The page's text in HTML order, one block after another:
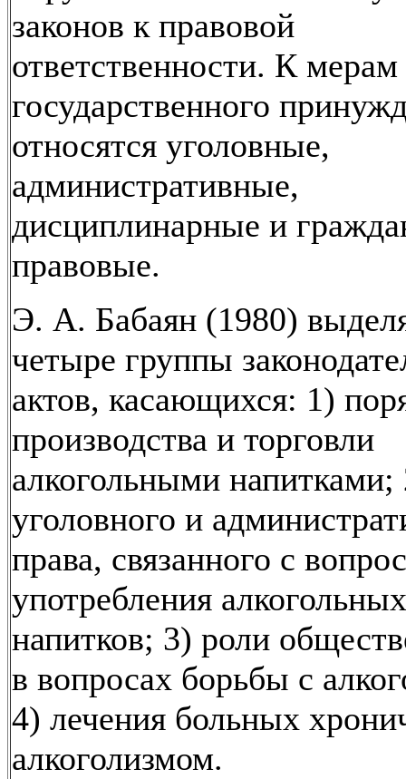
законов к правовой
ответственности. К мерам
государственного
относятся уголовные,
административные,
дисциплинарные и
правовые.
Э. А. Бабаян (1980)
четыре группы
актов, касающихся: 1)
производства и торговли
алкогольными напитками;
уголовного и
права, связанного с
употребления алкогольных
напитков; 3) роли
в вопросах борьбы с
4) лечения больных
алкоголизмом.